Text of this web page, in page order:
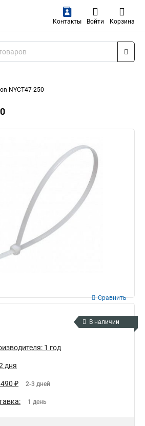
Контакты Войти Корзина
NYCT47-250
Сравнить
В наличии
1 год
дня
₽ 2-3 дней
1 день